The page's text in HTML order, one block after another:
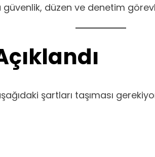
düzen ve denetim
şartları taşıması